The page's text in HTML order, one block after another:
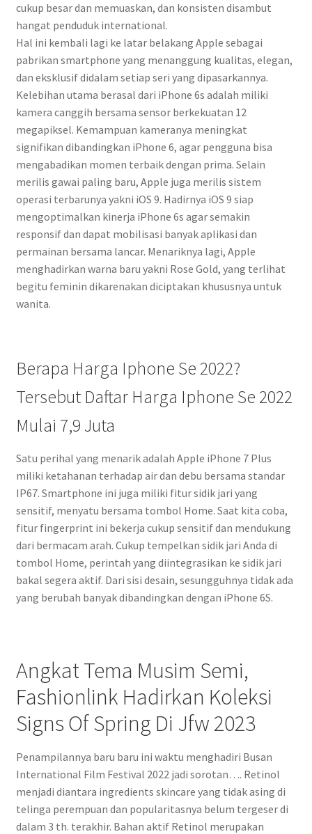
cukup besar dan memuaskan, dan konsisten disambut
hangat penduduk international.
Hal ini kembali lagi ke latar belakang Apple sebagai
pabrikan smartphone yang menanggung kualitas, elegan,
dan eksklusif didalam setiap seri yang dipasarkannya.
Kelebihan utama berasal dari iPhone 6s adalah miliki
kamera canggih bersama sensor berkekuatan 12
megapiksel. Kemampuan kameranya meningkat
signifikan dibandingkan iPhone 6, agar pengguna bisa
mengabadikan momen terbaik dengan prima. Selain
merilis gawai paling baru, Apple juga merilis sistem
operasi terbarunya yakni iOS 9. Hadirnya iOS 9 siap
mengoptimalkan kinerja iPhone 6s agar semakin
responsif dan dapat mobilisasi banyak aplikasi dan
permainan bersama lancar. Menariknya lagi, Apple
menghadirkan warna baru yakni Rose Gold, yang terlihat
begitu feminin dikarenakan diciptakan khususnya untuk
wanita.
Berapa Harga Iphone Se 2022?
Tersebut Daftar Harga Iphone Se 2022
Mulai 7,9 Juta
Satu perihal yang menarik adalah Apple iPhone 7 Plus
miliki ketahanan terhadap air dan debu bersama standar
IP67. Smartphone ini juga miliki fitur sidik jari yang
sensitif, menyatu bersama tombol Home. Saat kita coba,
fitur fingerprint ini bekerja cukup sensitif dan mendukung
dari bermacam arah. Cukup tempelkan sidik jari Anda di
tombol Home, perintah yang diintegrasikan ke sidik jari
bakal segera aktif. Dari sisi desain, sesungguhnya tidak ada
yang berubah banyak dibandingkan dengan iPhone 6S.
Angkat Tema Musim Semi,
Fashionlink Hadirkan Koleksi
Signs Of Spring Di Jfw 2023
Penampilannya baru baru ini waktu menghadiri Busan
International Film Festival 2022 jadi sorotan…. Retinol
menjadi diantara ingredients skincare yang tidak asing di
telinga perempuan dan popularitasnya belum tergeser di
dalam 3 th. terakhir. Bahan aktif Retinol merupakan